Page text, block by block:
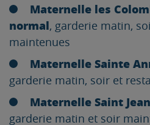
Maternelle les
normal, garderie matin,
maintenues
Maternelle Sainte
garderie matin, soir et
Maternelle Saint Jean
garderie matin et soir